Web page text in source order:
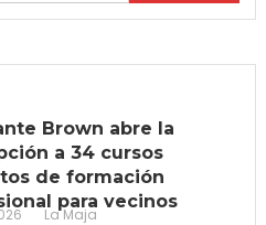
Brown abre la
a 34 cursos
de formación
para vecinos
La Maja